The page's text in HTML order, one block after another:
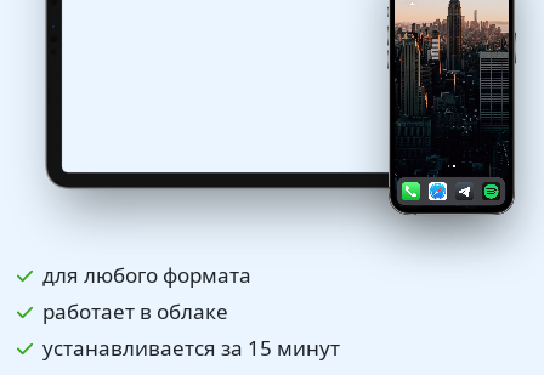
для любого формата
работает в облаке
устанавливается за 15 минут